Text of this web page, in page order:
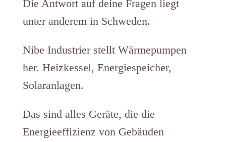
Die Antwort auf deine Fragen liegt
unter anderem in Schweden.
Nibe Industrier stellt Wärmepumpen
her. Heizkessel, Energiespeicher,
Solaranlagen.
Das sind alles Geräte, die die
Energieeffizienz von Gebäuden